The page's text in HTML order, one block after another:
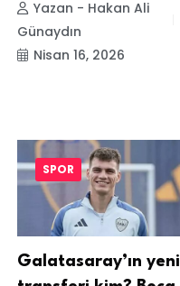
Yazan - Hakan Ali
Günaydın
Nisan 16, 2026
SPOR
Galatasaray’ın yeni